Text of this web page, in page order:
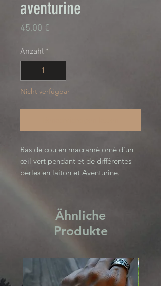
aventurine
45,00 €
Anzahl *
Nicht verfügbar
Ras de cou en macramé orné d'un
œil vert pendant et de différentes
perles en laiton et Aventurine.
Ähnliche
Produkte